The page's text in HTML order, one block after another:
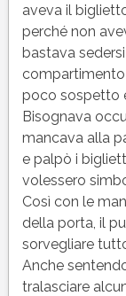
aveva il
perché non
bastava
poco sospetto
Bisognava
mancava alla
e palpò i
volessero
Così con le
della porta, il
sorvegliare
Anche
tralasciare